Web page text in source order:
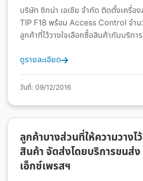
บริษัท ซิกน่า เอเชีย จำกัด ติดตั้งเครื่อ
TIP F18 พร้อม Access Control จำ
ลูกค้าที่ไว้วางใจเลือกซื้อสินค้ากับบริการ
ดูรายละเอียด
วันที่: 09/12/2016
ลูกค้าบางส่วนที่ให้ความวางไ
สินค้า จัดส่งโดยบริการขนส่ง
เอ็กซ์เพรสฯ